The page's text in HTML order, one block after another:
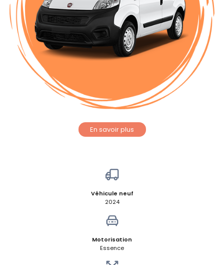
En savoir plus
Véhicule neuf
2024
Motorisation
Essence